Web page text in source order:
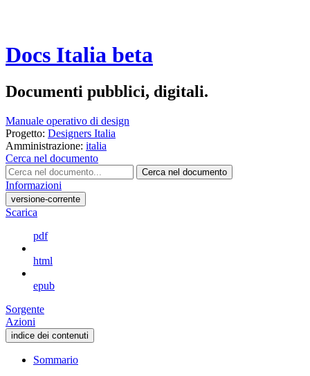
Docs Italia beta
Documenti pubblici, digitali.
Manuale operativo di design
Progetto: Designers Italia
Amministrazione: italia
Cerca nel documento
Cerca nel documento
Informazioni
versione-corrente
Scarica
pdf
html
epub
Sorgente
Azioni
indice dei contenuti
Sommario